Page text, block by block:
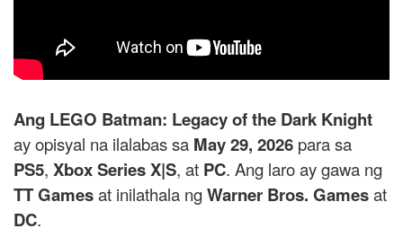
Ang LEGO Batman: Legacy of the Dark Knight
ay opisyal na ilalabas sa May 29, 2026 para sa
PS5, Xbox Series X|S, at PC. Ang laro ay gawa ng
TT Gamesat inilathala ngWarner Bros. Gamesat
DC.